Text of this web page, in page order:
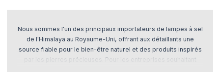
Nous sommes l'un des principaux importateurs de lampes à sel
de l'Himalaya au Royaume-Uni, offrant aux détaillants une
source fiable pour le bien-être naturel et des produits inspirés
par les pierres précieuses. Pour les entreprises souhaitant